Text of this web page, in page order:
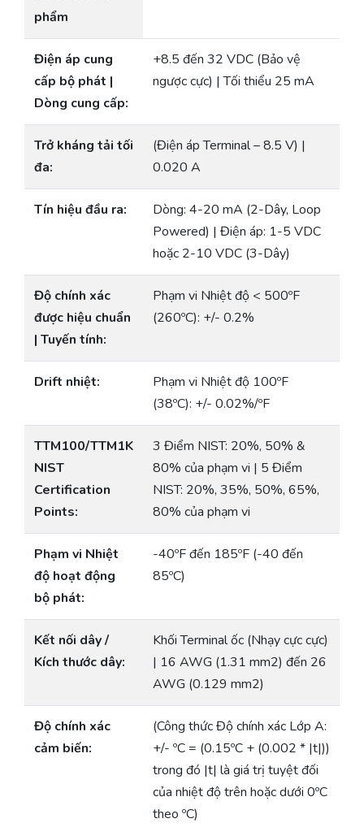
phẩm
Điện áp cung
cấp bộ phát |
Dòng cung cấp:
+8.5 đến 32 VDC (Bảo vệ
ngược cực) | Tối thiểu 25 mA
Trở kháng tải tối
đa:
(Điện áp Terminal – 8.5 V) |
0.020 A
Tín hiệu đầu ra:
Dòng: 4-20 mA (2-Dây, Loop
Powered) | Điện áp: 1-5 VDC
hoặc 2-10 VDC (3-Dây)
Độ chính xác
được hiệu chuẩn
| Tuyến tính:
Phạm vi Nhiệt độ < 500ºF
(260ºC): +/- 0.2%
Drift nhiệt:
Phạm vi Nhiệt độ 100ºF
(38ºC): +/- 0.02%/ºF
TTM100/TTM1K
NIST
Certification
Points:
3 Điểm NIST: 20%, 50% &
80% của phạm vi | 5 Điểm
NIST: 20%, 35%, 50%, 65%,
80% của phạm vi
Phạm vi Nhiệt
độ hoạt động
bộ phát:
-40ºF đến 185ºF (-40 đến
85ºC)
Kết nối dây /
Kích thước dây:
Khối Terminal ốc (Nhạy cực cực)
| 16 AWG (1.31 mm2) đến 26
AWG (0.129 mm2)
Độ chính xác
cảm biến:
(Công thức Độ chính xác Lớp A:
+/- ºC = (0.15ºC + (0.002 * |t|))
trong đó |t| là giá trị tuyệt đối
của nhiệt độ trên hoặc dưới 0ºC
theo ºC)